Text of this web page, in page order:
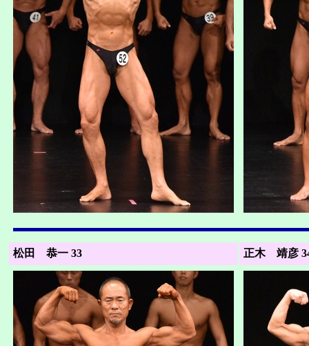
松田 恭一 33 正木 靖彦